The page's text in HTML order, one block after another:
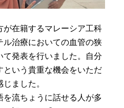
が在籍するマレーシア工科
ル治療においての血管の狭
て発表を行いました。自分
という貴重な機会をいただ
ました。
を流ちょうに話せる人が多